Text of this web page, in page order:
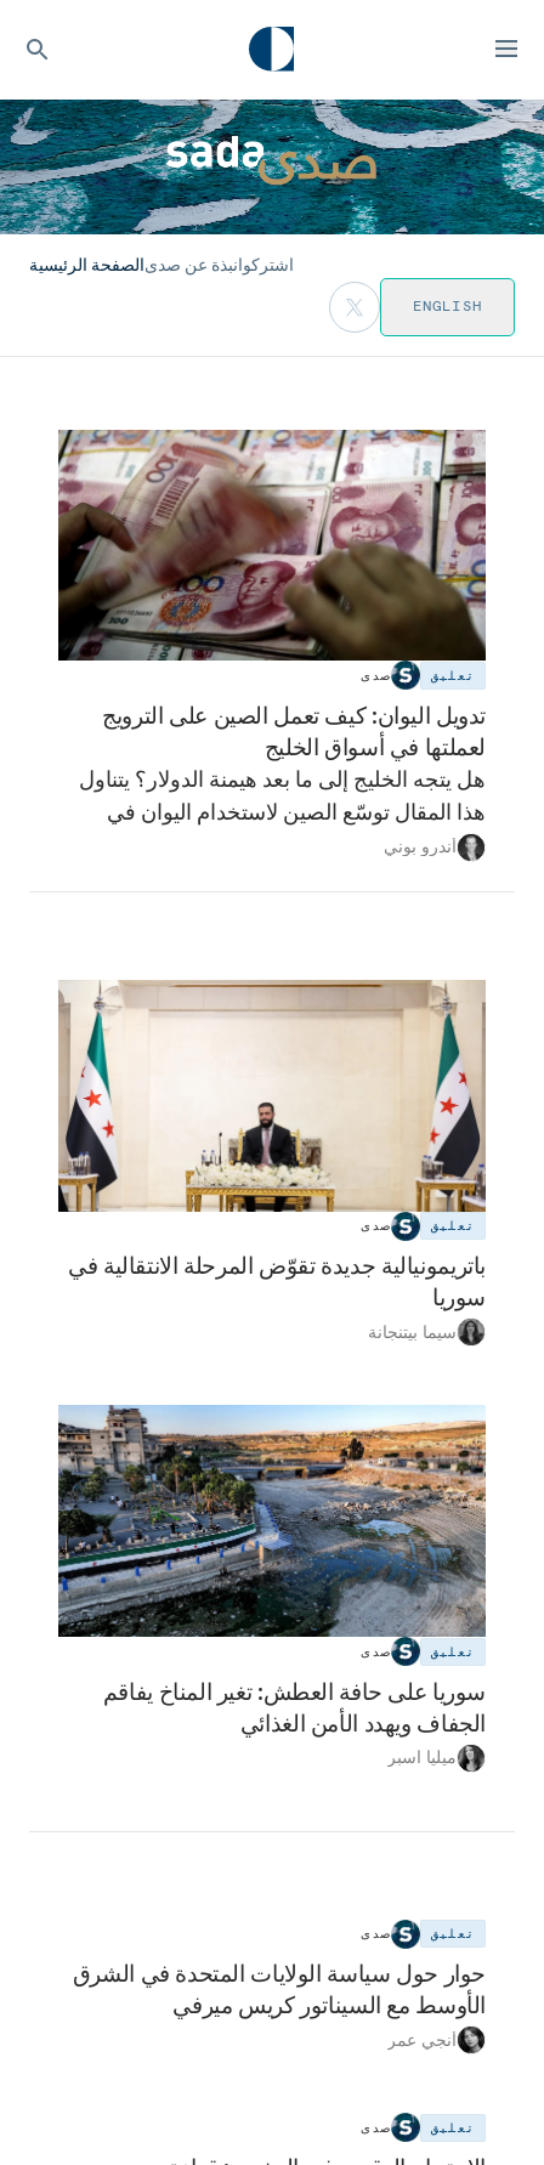
الصفحة الرئيسيةنبذة عن صدىاشتركوا
ENGLISH
تعليق صدى
تدويل اليوان: كيف تعمل الصين على الترويج
لعملتها في أسواق الخليج
هل يتجه الخليج إلى ما بعد هيمنة الدولار؟ يتناول
هذا المقال توسّع الصين لاستخدام اليوان في
أسواق الخليج، وما الذي يعنيه ذلك لمستقبل
أندرو بوني
تعليق صدى
باتريمونيالية جديدة تقوّض المرحلة الانتقالية في
سوريا
سيما بيتنجانة
تعليق صدى
سوريا على حافة العطش: تغير المناخ يفاقم
الجفاف ويهدد الأمن الغذائي
ميليا اسبر
تعليق صدى
حوار حول سياسة الولايات المتحدة في الشرق
الأوسط مع السيناتور كريس ميرفي
أنجي عمر
تعليق صدى